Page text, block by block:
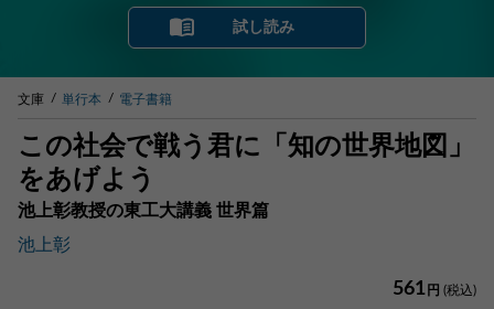
試し読み
文庫 単行本 電子書籍
この社会で戦う君に「知の世界地図」
をあげよう
池上彰教授の東工大講義 世界篇
池上彰
561 円 (税込)